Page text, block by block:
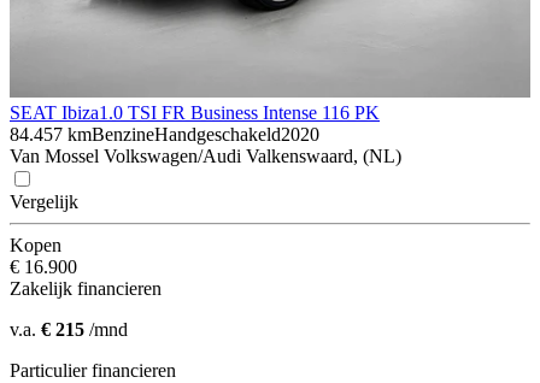
SEAT Ibiza1.0 TSI FR Business Intense 116 PK
84.457 kmBenzineHandgeschakeld2020
Van Mossel Volkswagen/Audi Valkenswaard, (NL)
Vergelijk
Kopen
€ 16.900
Zakelijk financieren
v.a. € 215 /mnd
Particulier financieren